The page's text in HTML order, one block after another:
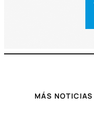
MÁS NOTICIAS